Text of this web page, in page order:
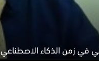
في زمن الذكاء الاصطناعي